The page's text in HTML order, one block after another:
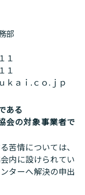
部
１
１
ａｉ.ｃｏ.ｊｐ
ある
会の対象事業者で
苦情については、
内に設けられてい
ターへ解決の申出